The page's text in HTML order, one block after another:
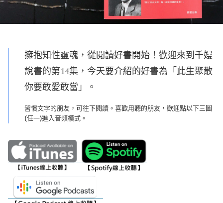
擁抱知性靈魂，從閱讀好書開始！歡迎來到千嫚
說書的第14集，今天要介紹的好書為「此生聚散
你要敢愛敢當」。
習慣文字的朋友，可往下閱讀。喜歡用聽的朋友，歡迎點以下三圖
(任一)進入音頻模式。